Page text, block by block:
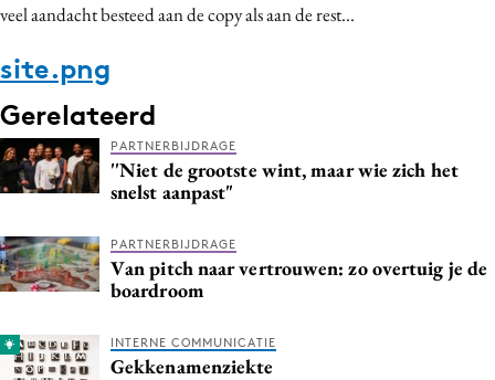
veel aandacht besteed aan de copy als aan de rest...
site.png
Gerelateerd
PARTNERBIJDRAGE
''Niet de grootste wint, maar wie zich het
snelst aanpast"
PARTNERBIJDRAGE
Van pitch naar vertrouwen: zo overtuig je de
boardroom
INTERNE COMMUNICATIE
Gekkenamenziekte